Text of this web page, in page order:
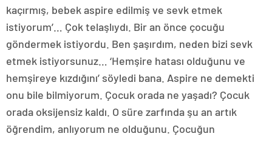
kaçırmış, bebek aspire edilmiş ve sevk etmek
istiyorum’… Çok telaşlıydı. Bir an önce çocuğu
göndermek istiyordu. Ben şaşırdım, neden bizi sevk
etmek istiyorsunuz… ‘Hemşire hatası olduğunu ve
hemşireye kızdığını’ söyledi bana. Aspire ne demekti
onu bile bilmiyorum. Çocuk orada ne yaşadı? Çocuk
orada oksijensiz kaldı. O süre zarfında şu an artık
öğrendim, anlıyorum ne olduğunu. Çocuğun